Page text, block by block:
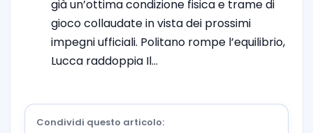
già un’ottima condizione fisica e trame di
gioco collaudate in vista dei prossimi
impegni ufficiali. Politano rompe l’equilibrio,
Lucca raddoppia Il…
Condividi questo articolo: